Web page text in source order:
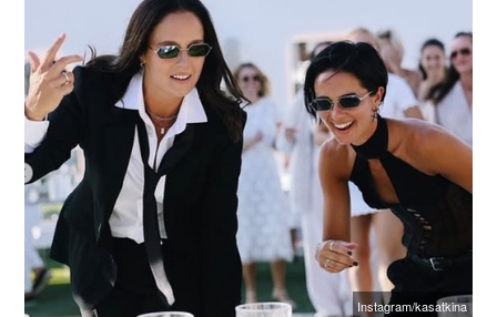
Instagram/kasatkina